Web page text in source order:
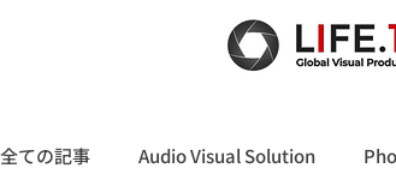
全ての記事 Audio Visual Solution